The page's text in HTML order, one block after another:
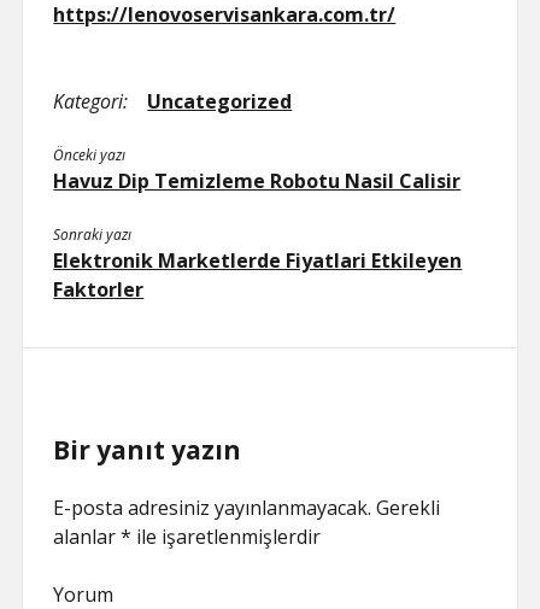
https://lenovoservisankara.com.tr/
Kategori: Uncategorized
Önceki yazı
Havuz Dip Temizleme Robotu Nasil Calisir
Sonraki yazı
Elektronik Marketlerde Fiyatlari Etkileyen
Faktorler
Bir yanıt yazın
E-posta adresiniz yayınlanmayacak. Gerekli
alanlar* ile işaretlenmişlerdir
Yorum